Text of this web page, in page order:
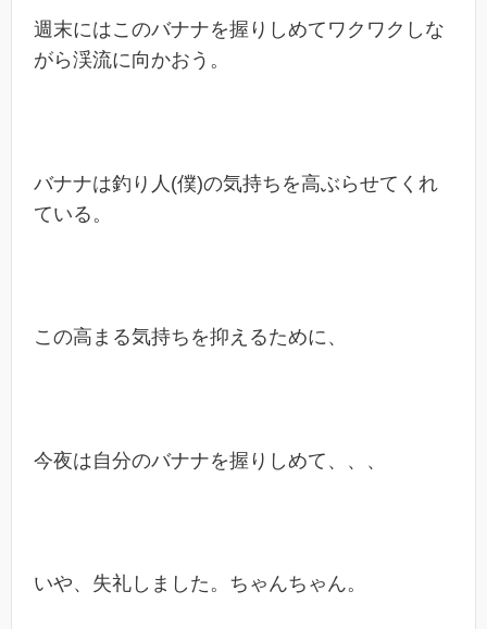
週末にはこのバナナを握りしめてワクワクしな
がら渓流に向かおう。
バナナは釣り人(僕)の気持ちを高ぶらせてくれ
ている。
この高まる気持ちを抑えるために、
今夜は自分のバナナを握りしめて、、、
いや、失礼しました。ちゃんちゃん。